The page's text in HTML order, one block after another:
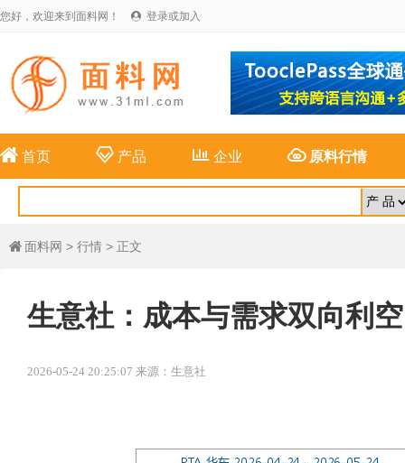
您好，欢迎来到面料网！  登录或加入
 首页 产品 企业 原料行情
 面料网 > 行情 > 正文
生意社：成本与需求双向利
2026-05-24 20:25:07 来源：生意社